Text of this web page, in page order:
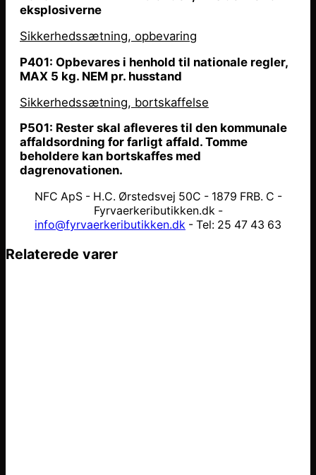
eksplosiverne
Sikkerhedssætning, opbevaring
P401: Opbevares i henhold til nationale regler,
MAX 5 kg. NEM pr. husstand
Sikkerhedssætning, bortskaffelse
P501: Rester skal afleveres til den kommunale
affaldsordning for farligt affald. Tomme
beholdere kan bortskaffes med
dagrenovationen.
NFC ApS - H.C. Ørstedsvej 50C - 1879 FRB. C -
Fyrvaerkeributikken.dk -
info@fyrvaerkeributikken.dk - Tel: 25 47 43 63
Relaterede varer